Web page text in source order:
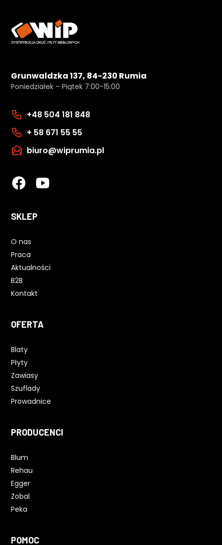
Grunwaldzka 137, 84-230 Rumia
Poniedziałek – Piątek 7:00-15:00
+48 504 181 848
+ 58 671 55 55
biuro@wiprumia.pl
SKLEP
O nas
Praca
Aktualności
B2B
Kontakt
OFERTA
Blaty
Płyty
Zawiasy
Szuflady
Prowadnice
PRODUCENCI
Blum
Rehau
Egger
Zobal
Peka
POMOC